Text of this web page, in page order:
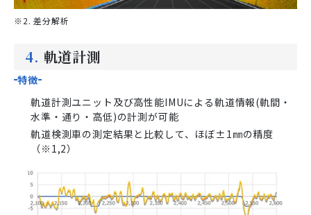
※2. 差分解析
4. 軌道計測
特徴
軌道計測ユニット及び高性能IMUによる軌道情報(軌間・
水準・通り・高低)の計測が可能
軌道検測車の測定結果と比較して、ほぼ±1㎜の精度
（※1,2）